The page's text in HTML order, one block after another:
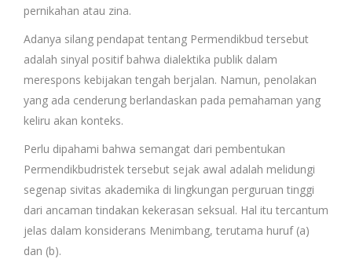
pernikahan atau zina.
Adanya silang pendapat tentang Permendikbud tersebut
adalah sinyal positif bahwa dialektika publik dalam
merespons kebijakan tengah berjalan. Namun, penolakan
yang ada cenderung berlandaskan pada pemahaman yang
keliru akan konteks.
Perlu dipahami bahwa semangat dari pembentukan
Permendikbudristek tersebut sejak awal adalah melidungi
segenap sivitas akademika di lingkungan perguruan tinggi
dari ancaman tindakan kekerasan seksual. Hal itu tercantum
jelas dalam konsiderans Menimbang, terutama huruf (a)
dan (b).